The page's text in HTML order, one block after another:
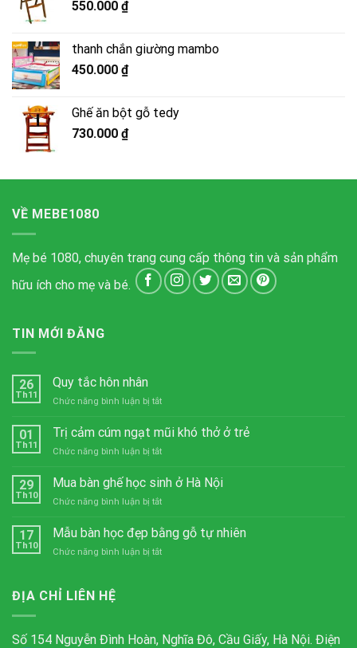
550.000 ₫
thanh chắn giường mambo
450.000 ₫
Ghế ăn bột gỗ tedy
730.000 ₫
VỀ MEBE1080
Mẹ bé 1080, chuyên trang cung cấp thông tin và sản phẩm
hữu ích cho mẹ và bé.
TIN MỚI ĐĂNG
26
Th11
Quy tắc hôn nhân
Chức năng bình luận bị tắtở
tắc
nhân
01
Th11
Trị cảm cúm ngạt mũi khó thở ở trẻ
Chức năng bình luận bị tắtở
cảm
ngạt
khó
29
Th10
Mua bàn ghế học sinh ở Hà Nội
Chức năng bình luận bị tắtở
bàn
ghế
học
17
Th10
Mẫu bàn học đẹp bằng gỗ tự nhiên
Chức năng bình luận bị tắtở
gỗ
ĐỊA CHỈ LIÊN HỆ
Số 154 Nguyễn Đình Hoàn, Nghĩa Đô, Cầu Giấy, Hà Nội. Điện